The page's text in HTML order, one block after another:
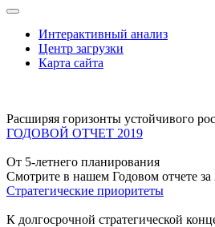
Интерактивный анализ
Центр загрузки
Карта сайта
Расширяя горизонты устойчивого
ГОДОВОЙ ОТЧЕТ 2019
От 5-летнего планирования
Смотрите в нашем Годовом отчете за
Стратегические приоритеты
К долгосрочной стратегической